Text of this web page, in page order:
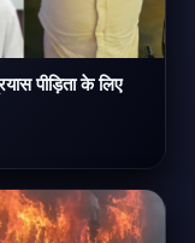
पीड़िता के लिए